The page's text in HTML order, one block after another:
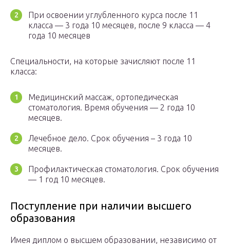
При освоении углубленного курса после 11
класса — 3 года 10 месяцев, после 9 класса — 4
года 10 месяцев
Специальности, на которые зачисляют после 11
класса:
Медицинский массаж, ортопедическая
стоматология. Время обучения — 2 года 10
месяцев.
Лечебное дело. Срок обучения – 3 года 10
месяцев.
Профилактическая стоматология. Срок обучения
— 1 год 10 месяцев.
Поступление при наличии высшего
образования
Имея диплом о высшем образовании, независимо от